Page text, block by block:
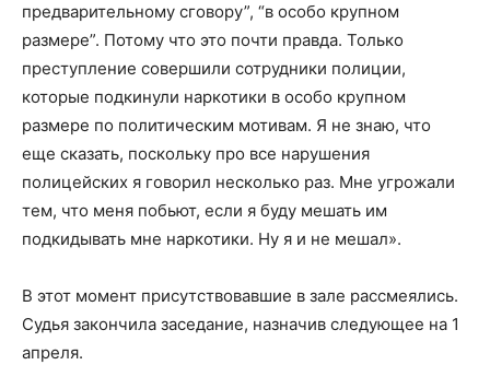
предварительному сговору”, “в особо крупном
размере”. Потому что это почти правда. Только
преступление совершили сотрудники полиции,
которые подкинули наркотики в особо крупном
размере по политическим мотивам. Я не знаю, что
еще сказать, поскольку про все нарушения
полицейских я говорил несколько раз. Мне угрожали
тем, что меня побьют, если я буду мешать им
подкидывать мне наркотики. Ну я и не мешал».
В этот момент присутствовавшие в зале рассмеялись.
Судья закончила заседание, назначив следующее на 1
апреля.